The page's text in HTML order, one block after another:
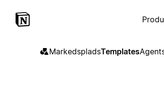
MarkedspladsTemplates